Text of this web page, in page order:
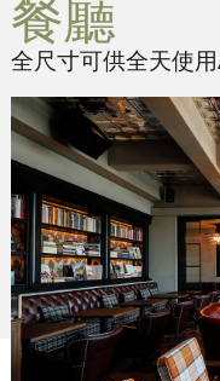
餐廳
全尺寸可供全天使